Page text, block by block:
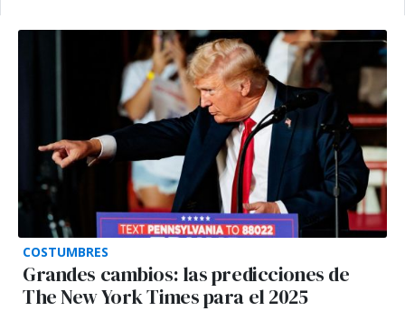
COSTUMBRES
Grandes cambios: las predicciones de
The New York Times para el 2025